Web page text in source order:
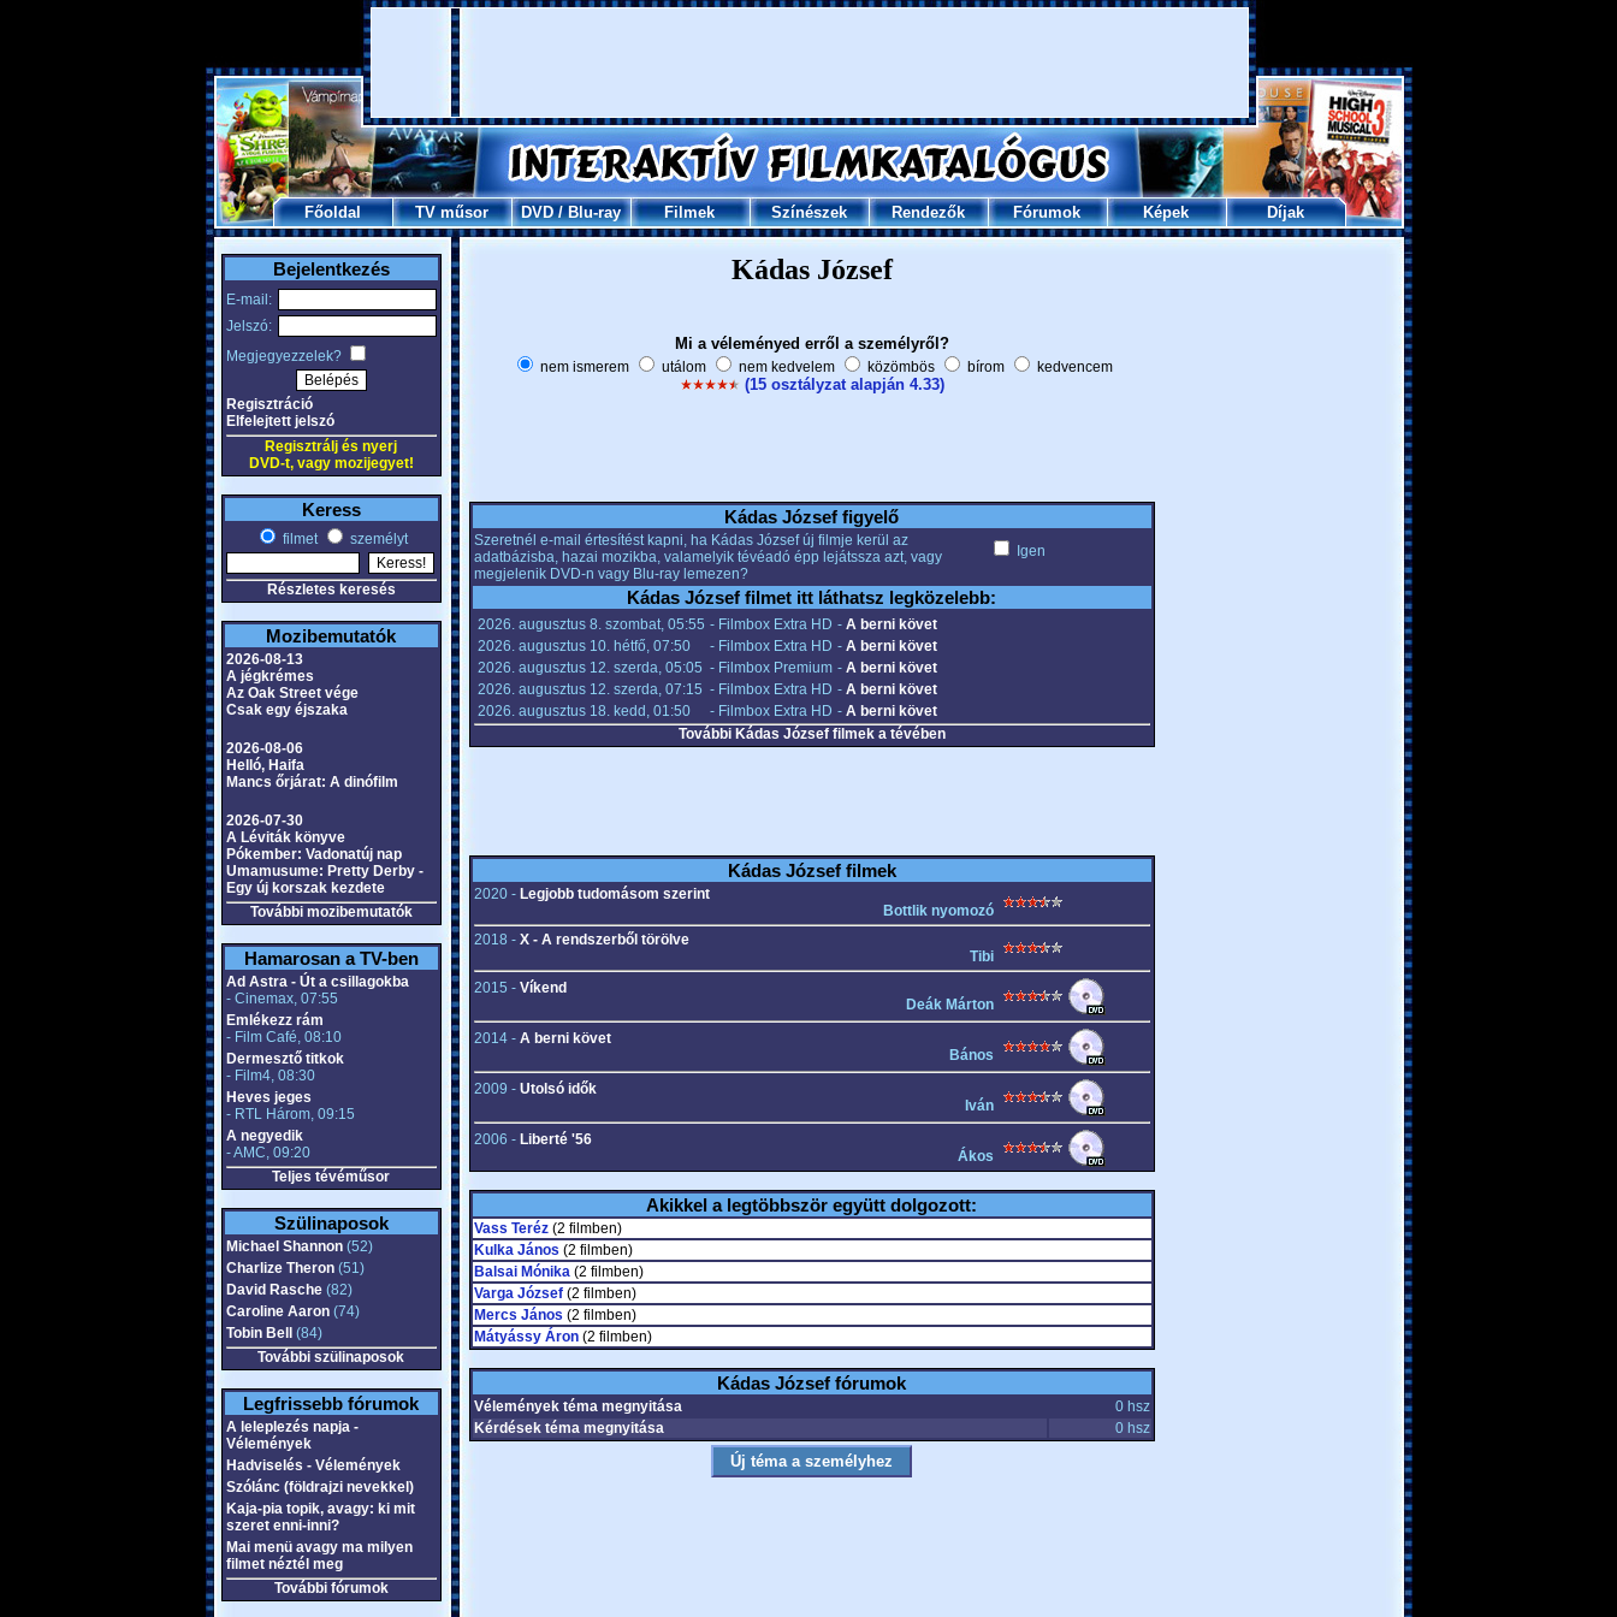
Főoldal TV műsor DVD/Blu-ray Filmek Színészek Rendezők Fórumok Képek Díjak
Bejelentkezés
E-mail:
Jelszó:
Megjegyezzelek?
Regisztráció
Elfelejtett jelszó
Regisztrálj és nyerj
DVD-t, vagy mozijegyet!
Keress
filmet személyt
Részletes keresés
Mozibemutatók
2026-08-13
A jégkrémes
Az Oak Street vége
Csak egy éjszaka
2026-08-06
Helló, Haifa
Mancs őrjárat: A dinófilm
2026-07-30
A Léviták könyve
Pókember: Vadonatúj nap
Umamusume: Pretty Derby -
Egy új korszak kezdete
További mozibemutatók
Hamarosan a TV-ben
Ad Astra - Út a csillagokba
- Cinemax, 07:55
Emlékezz rám
- Film Café, 08:10
Dermesztő titkok
- Film4, 08:30
Heves jeges
- RTL Három, 09:15
A negyedik
- AMC, 09:20
Teljes tévéműsor
Szülinaposok
Michael Shannon(52)
Charlize Theron(51)
David Rasche(82)
Caroline Aaron(74)
Tobin Bell
(84)
További szülinaposok
Legfrissebb fórumok
A leleplezés napja -
Vélemények
Hadviselés - Vélemények
Szólánc (földrajzi nevekkel)
Kaja-pia topik, avagy: ki mit
szeret enni-inni?
Mai menü avagy ma milyen
filmet néztél meg
További fórumok
Kádas József
Mi a véleményed erről a személyről?
nem ismerem utálom nem kedvelem közömbös bírom kedvencem
(15 osztályzat alapján 4.33)
Kádas József figyelő
Szeretnél e-mail értesítést kapni, ha Kádas József új filmje kerül az
adatbázisba, hazai mozikba, valamelyik tévéadó épp lejátssza azt, vagy
megjelenik DVD-n vagy Blu-ray lemezen?
Igen
Kádas József filmet itt láthatsz legközelebb:
2026. augusztus 8. szombat, 05:55 - Filmbox Extra HD - A berni követ
2026. augusztus 10. hétfő, 07:50
- Filmbox Extra HD - A berni követ
2026. augusztus 12. szerda, 05:05 - Filmbox Premium - A berni követ
2026. augusztus 12. szerda, 07:15 - Filmbox Extra HD - A berni követ
2026. augusztus 18. kedd, 01:50
- Filmbox Extra HD - A berni követ
További Kádas József filmek a tévében
Kádas József filmek
2020 - Legjobb tudomásom szerint
Bottlik nyomozó
2018 - X - A rendszerből törölve
Tibi
2015 - Víkend
Deák Márton
2014 - A berni követ
Bános
2009 - Utolsó idők
Iván
2006 - Liberté '56
Ákos
Akikkel a legtöbbször együtt dolgozott:
Vass Teréz(2 filmben)
Kulka János (2 filmben)
Balsai Mónika(2 filmben)
Varga József(2 filmben)
Mercs János (2 filmben)
Mátyássy Áron(2 filmben)
Kádas József fórumok
Vélemények téma megnyitása
0 hsz
Kérdések téma megnyitása
0 hsz